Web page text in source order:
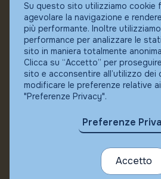
© Fundstore
Collocatore autorizzato:
Banca Ifigest SpA
P.Iva: 04337180485
Su questo sito utilizziamo cookie
agevolare la navigazione e
più performante. Inoltre
performance per analizzare le
sito in maniera totalmente
Clicca su “Accetto” per
sito e acconsentire all’utilizzo dei
modificare le preferenze relative
"Preferenze Privacy".
Preferenze
Accetto